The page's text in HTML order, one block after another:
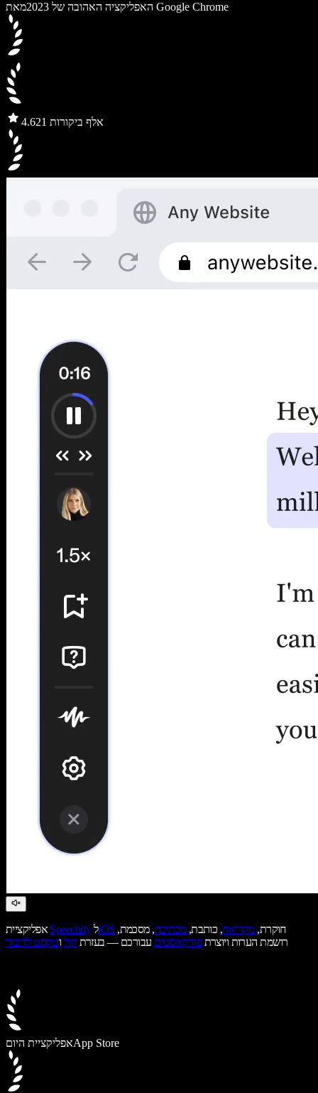
האפליקציה האהובה של 2023 מאת Google Chrome
4.6 21 אלף ביקורות
אפליקציית Speechify לiOS חוקרת,מקריאה, כותבת,מכתיבה, מסכמת,
רושמת הערות ויוצרתפודקאסטים עבורכם — בעזרת קול וטקסט לדיבור
אפליקציית היוםApp Store